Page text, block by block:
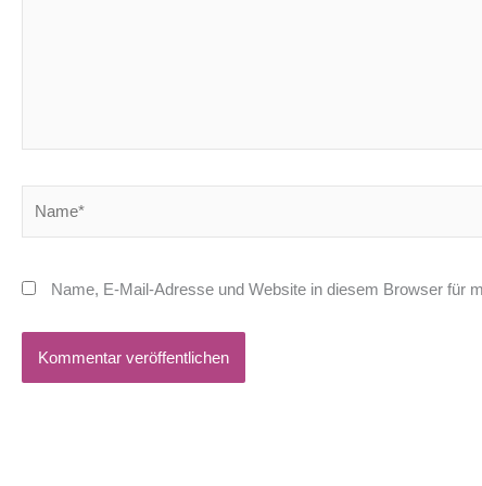
Name, E-Mail-Adresse und Website in diesem Browser für